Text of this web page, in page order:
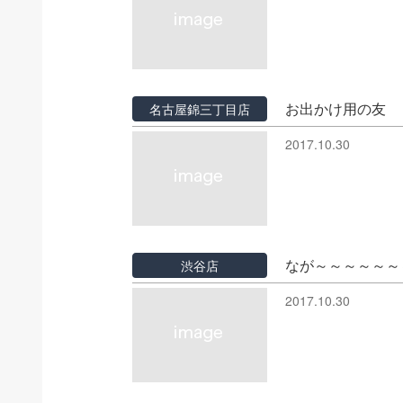
名古屋錦三丁目店 お出かけ用の友
2017.10.30
渋谷店 なが～～～～～
2017.10.30